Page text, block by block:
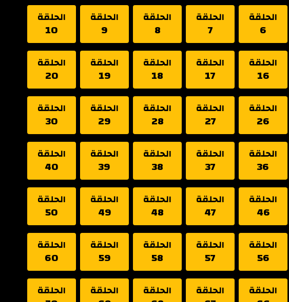
الحلقة
6
الحلقة
7
الحلقة
8
الحلقة
9
الحلقة
10
الحلقة
16
الحلقة
17
الحلقة
18
الحلقة
19
الحلقة
20
الحلقة
26
الحلقة
27
الحلقة
28
الحلقة
29
الحلقة
30
الحلقة
36
الحلقة
37
الحلقة
38
الحلقة
39
الحلقة
40
الحلقة
46
الحلقة
47
الحلقة
48
الحلقة
49
الحلقة
50
الحلقة
56
الحلقة
57
الحلقة
58
الحلقة
59
الحلقة
60
الحلقة الحلقة الحلقة الحلقة الحلقة